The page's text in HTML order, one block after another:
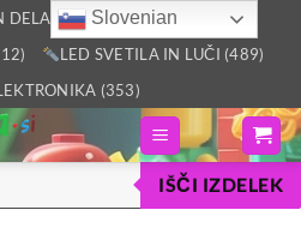
DELAVNICA (2805)
LED SVETILA IN LUČI (489)
(353)
IŠČI IZDELEK
Slovenian